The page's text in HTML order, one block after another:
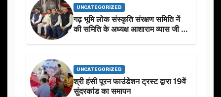
UNCATEGORIZED
गढ़ भूमि लोक संस्कृति संरक्षण समिति नें
की समिति के अध्यक्ष आशाराम व्यास जी के
UNCATEGORIZED
श्री हंसी पूरन फाउंडेशन ट्रस्ट द्वारा 19वें
सुंदरकांड का समापन